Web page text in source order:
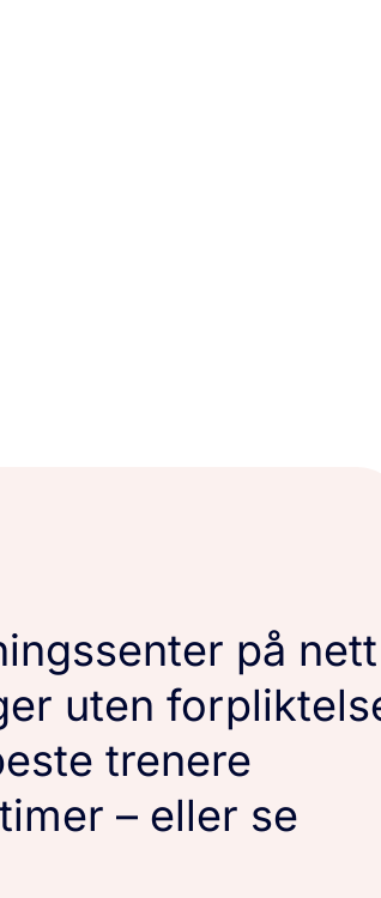
på nett
uten
trenere
– eller se